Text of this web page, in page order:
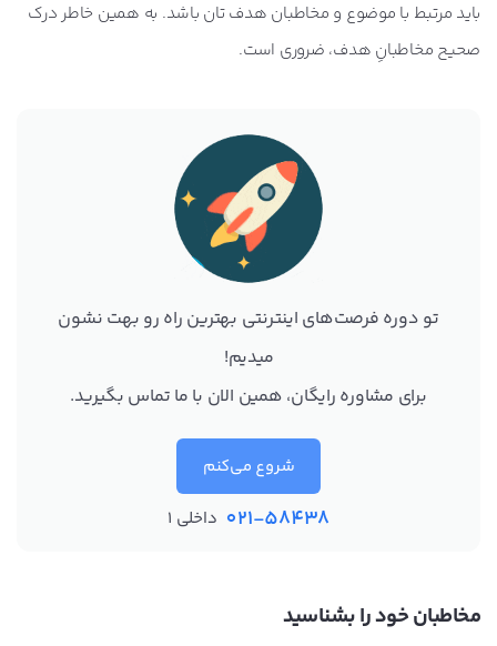
باید مرتبط با موضوع و مخاطبان هدف تان باشد. به همین خاطر درک
صحیح مخاطبانِ هدف، ضروری است.
تو دوره فرصت‌های اینترنتی بهترین راه رو بهت نشون
میدیم!
برای مشاوره رایگان، همین الان با ما تماس بگیرید.
شروع می‌کنم
021-58438 داخلی 1
مخاطبان خود را بشناسید